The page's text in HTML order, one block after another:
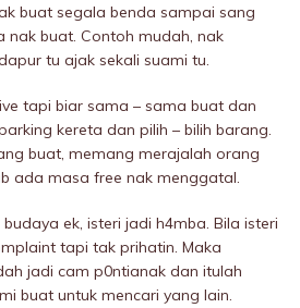
buat segala benda sampai sang
nak buat. Contoh mudah, nak
tu ajak sekali suami tu.
tapi biar sama – sama buat dan
kereta dan pilih – bilih barang.
buat, memang merajaIah orang
ada masa free nak menggatal.
ek, isteri jadi h4mba. Bila isteri
tapi tak prihatin. Maka
jadi cam p0ntianak dan itulah
buat untuk mencari yang lain.